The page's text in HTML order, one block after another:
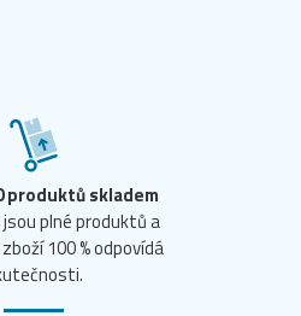
produktů skladem
plné produktů a
100 % odpovídá